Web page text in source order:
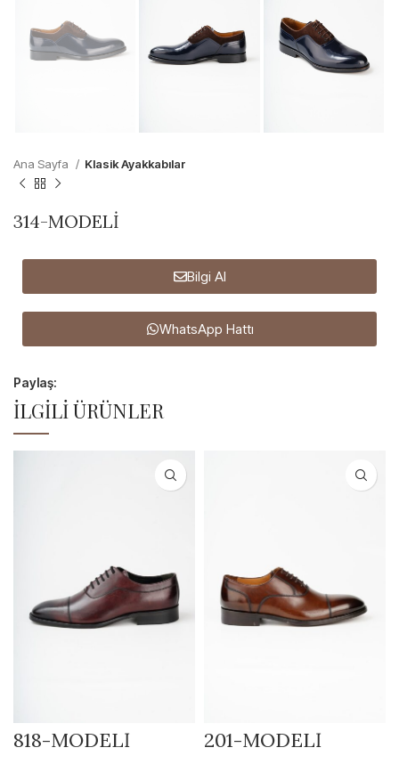
Ana Sayfa Klasik Ayakkabılar
314-MODELİ
Bilgi Al
WhatsApp Hattı
Paylaş:
İLGILI ÜRÜNLER
818-MODELİ 201-MODELİ